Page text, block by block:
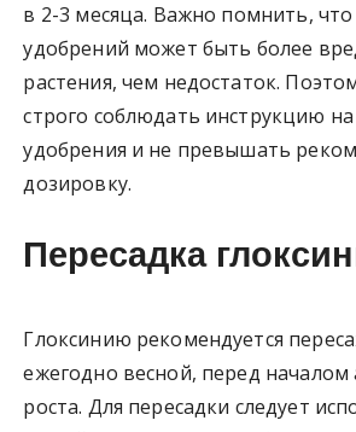
в 2-3 месяца. Важно помнить,
удобрений может быть более
растения, чем недостаток.
строго соблюдать инструкцию
удобрения и не превышать
дозировку.
Пересадка
Глоксинию рекомендуется
ежегодно весной, перед началом
роста. Для пересадки следует